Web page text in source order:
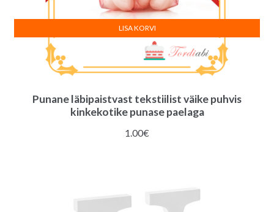
Punane läbipaistvast tekstiilist väike puhvis
kinkekotike punase paelaga
1.00€
LISA KORVI